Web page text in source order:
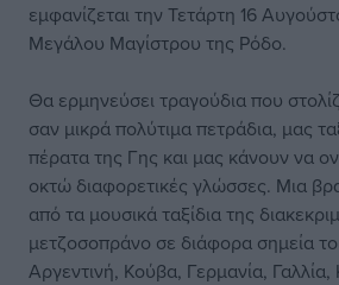
εμφανίζεται την Τετάρτη 16
Μεγάλου Μαγίστρου της Ρόδο.
Θα ερμηνεύσει τραγούδια που
σαν μικρά πολύτιμα πετράδια, μας
πέρατα της Γης και μας κάνουν να
οκτώ διαφορετικές γλώσσες. Μια
από τα μουσικά ταξίδια της
μετζοσοπράνο σε διάφορα σημεία
Αργεντινή, Κούβα, Γερμανία, Γαλλία,